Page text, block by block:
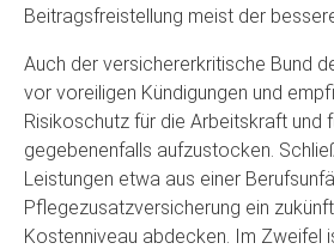
Beitragsfreistellung meist der
Auch der versichererkritische Bund
vor voreiligen Kündigungen und
Risikoschutz für die Arbeitskraft und
gegebenenfalls aufzustocken.
Leistungen etwa aus einer
Pflegezusatzversicherung ein
Kostenniveau abdecken. Im Zweifel